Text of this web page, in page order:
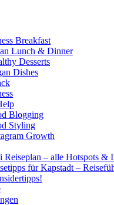
Breakfast
Lunch & Dinner
Desserts
Dishes
Blogging
Styling
Growth
Reiseplan – alle Hotspots &
für Kapstadt –